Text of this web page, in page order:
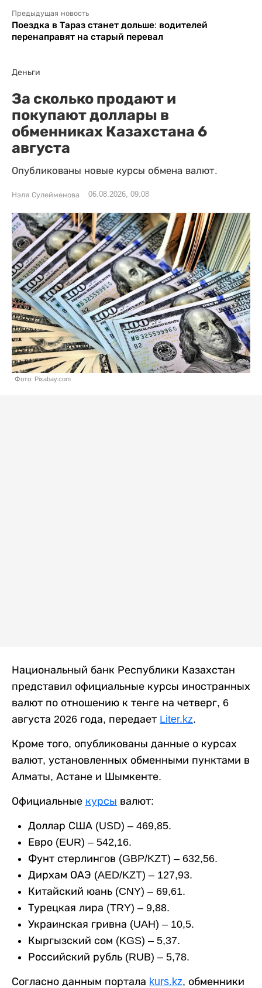
Предыдущая новость
Поездка в Тараз станет дольше: водителей
перенаправят на старый перевал
Деньги
За сколько продают и
покупают доллары в
обменниках Казахстана 6
августа
Опубликованы новые курсы обмена валют.
Нэля Сулейменова 06.08.2026, 09:08
Фото: Pixabay.com
Национальный банк Республики Казахстан
представил официальные курсы иностранных
валют по отношению к тенге на четверг, 6
августа 2026 года, передает Liter.kz.
Кроме того, опубликованы данные о курсах
валют, установленных обменными пунктами в
Алматы, Астане и Шымкенте.
Официальные курсы валют:
Доллар США (USD) – 469,85.
Евро (EUR) – 542,16.
Фунт стерлингов (GBP/KZT) – 632,56.
Дирхам ОАЭ (AED/KZT) – 127,93.
Китайский юань (CNY) – 69,61.
Турецкая лира (TRY) – 9,88.
Украинская гривна (UAH) – 10,5.
Кыргызский сом (KGS) – 5,37.
Российский рубль (RUB) – 5,78.
Согласно данным портала kurs.kz, обменники